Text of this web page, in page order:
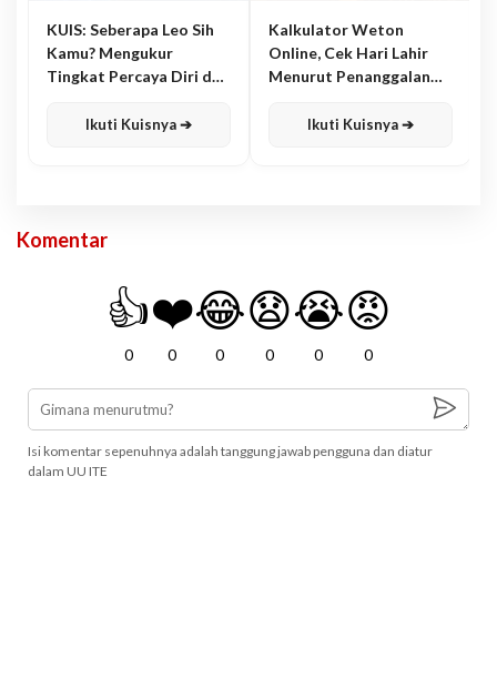
KUIS: Seberapa Leo Sih
Kamu? Mengukur
Tingkat Percaya Diri dan
Ikuti Kuisnya ➔
Kalkulator Weton
Online, Cek Hari Lahir
Menurut Penanggalan
Ikuti Kuisnya ➔
Komentar
👍
0
❤️
0
😂
0
😧
0
😭
0
😡
0
Isi komentar sepenuhnya adalah tanggung jawab pengguna dan diatur
dalam UU ITE